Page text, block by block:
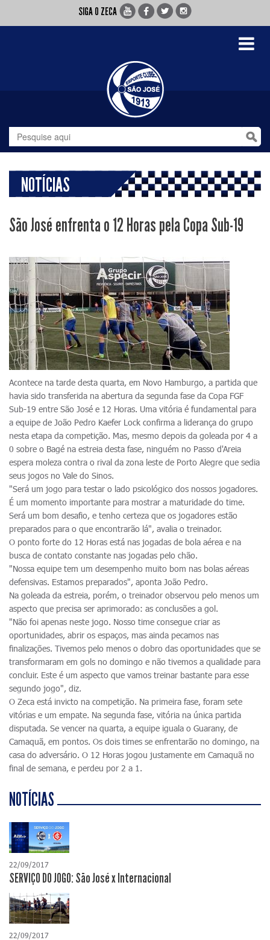
SIGA O ZECA
Toggle
NOTÍCIAS
São José enfrenta o 12 Horas pela Copa Sub-19
Acontece na tarde desta quarta, em Novo Hamburgo, a partida que
havia sido transferida na abertura da segunda fase da Copa FGF
Sub-19 entre São José e 12 Horas. Uma vitória é fundamental para
a equipe de João Pedro Kaefer Lock confirma a liderança do grupo
nesta etapa da competição. Mas, mesmo depois da goleada por 4 a
0 sobre o Bagé na estreia desta fase, ninguém no Passo d'Areia
espera moleza contra o rival da zona leste de Porto Alegre que sedia
seus jogos no Vale do Sinos.
"Será um jogo para testar o lado psicológico dos nossos jogadores.
É um momento importante para mostrar a maturidade do time.
Será um bom desafio, e tenho certeza que os jogadores estão
preparados para o que encontrarão lá", avalia o treinador.
O ponto forte do 12 Horas está nas jogadas de bola aérea e na
busca de contato constante nas jogadas pelo chão.
"Nossa equipe tem um desempenho muito bom nas bolas aéreas
defensivas. Estamos preparados", aponta João Pedro.
Na goleada da estreia, porém, o treinador observou pelo menos um
aspecto que precisa ser aprimorado: as conclusões a gol.
"Não foi apenas neste jogo. Nosso time consegue criar as
oportunidades, abrir os espaços, mas ainda pecamos nas
finalizações. Tivemos pelo menos o dobro das oportunidades que se
transformaram em gols no domingo e não tivemos a qualidade para
concluir. Este é um aspecto que vamos treinar bastante para esse
segundo jogo", diz.
O Zeca está invicto na competição. Na primeira fase, foram sete
vitórias e um empate. Na segunda fase, vitória na única partida
disputada. Se vencer na quarta, a equipe iguala o Guarany, de
Camaquã, em pontos. Os dois times se enfrentarão no domingo, na
casa do adversário. O 12 Horas jogou justamente em Camaquã no
final de semana, e perdeu por 2 a 1.
NOTÍCIAS
22/09/2017
SERVIÇO DO JOGO: São José x Internacional
22/09/2017